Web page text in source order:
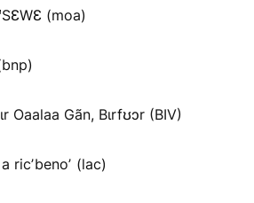
(moa)
Oaalaa Gãn, Bɩrfʊɔr (BIV)
ricʼbenoʼ (lac)